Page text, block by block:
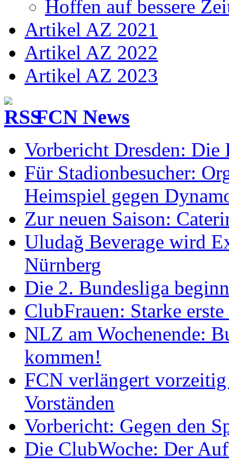
Hoffen auf bessere
Artikel AZ 2021
Artikel AZ 2022
Artikel AZ 2023
FCN News
Vorbericht Dresden: Die
Für Stadionbesucher:
Heimspiel gegen
Zur neuen Saison:
Uludağ Beverage wird
Nürnberg
Die 2. Bundesliga
ClubFrauen: Starke
NLZ am Wochenende:
kommen!
FCN verlängert
Vorständen
Vorbericht: Gegen den
Die ClubWoche: Der